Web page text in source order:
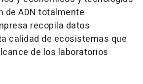
de ADN totalmente
recopila datos
calidad de ecosistemas que
de los laboratorios